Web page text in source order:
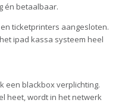
én betaalbaar.
ticketprinters aangesloten.
ipad kassa systeem heel
een blackbox verplichting.
heet, wordt in het netwerk